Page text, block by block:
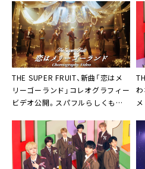
THE SUPER FRUIT、新曲「恋はメ
リーゴーランド」コレオグラフィー
ビデオ公開。スパフルらしくも大